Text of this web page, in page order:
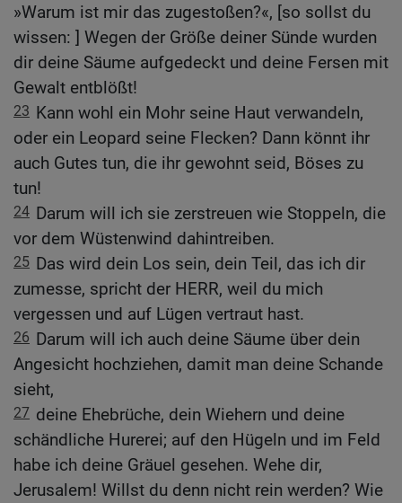
»Warum ist mir das zugestoßen?«, [so sollst du
wissen: ] Wegen der Größe deiner Sünde wurden
dir deine Säume aufgedeckt und deine Fersen mit
Gewalt entblößt!
23 Kann wohl ein Mohr seine Haut verwandeln,
oder ein Leopard seine Flecken? Dann könnt ihr
auch Gutes tun, die ihr gewohnt seid, Böses zu
tun!
24 Darum will ich sie zerstreuen wie Stoppeln, die
vor dem Wüstenwind dahintreiben.
25 Das wird dein Los sein, dein Teil, das ich dir
zumesse, spricht der HERR, weil du mich
vergessen und auf Lügen vertraut hast.
26 Darum will ich auch deine Säume über dein
Angesicht hochziehen, damit man deine Schande
sieht,
27 deine Ehebrüche, dein Wiehern und deine
schändliche Hurerei; auf den Hügeln und im Feld
habe ich deine Gräuel gesehen. Wehe dir,
Jerusalem! Willst du denn nicht rein werden? Wie